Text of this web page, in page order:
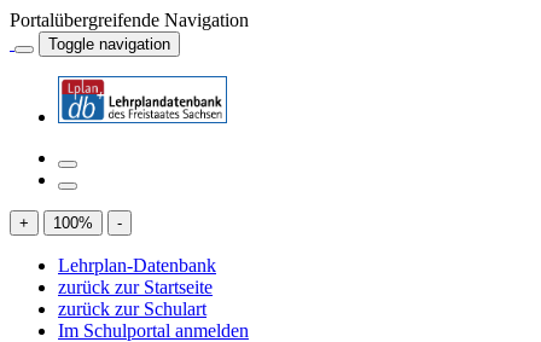
Portalübergreifende Navigation
Toggle navigation
+ 100% -
Lehrplan-Datenbank
zurück zur Startseite
zurück zur Schulart
Im Schulportal anmelden